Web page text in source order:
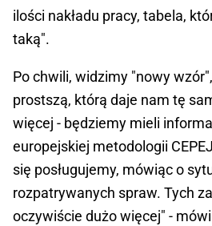
ilości nakładu pracy, tabela,
taką".
Po chwili, widzimy "nowy
prostszą, którą daje nam tę
więcej - będziemy mieli
europejskiej metodologii
się posługujemy, mówiąc o
rozpatrywanych spraw. Tych
oczywiście dużo więcej" -